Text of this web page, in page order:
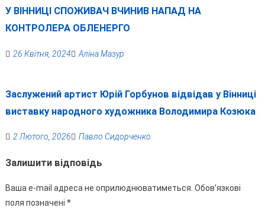
У ВІННИЦІ СПОЖИВАЧ ВЧИНИВ НАПАД НА
КОНТРОЛЕРА ОБЛЕНЕРГО
26 Квітня, 2024 Аліна Мазур
Заслужений артист Юрій Горбунов відвідав у Вінниці
виставку народного художника Володимира Козюка
2 Лютого, 2026 Павло Сидорченко
Залишити відповідь
Ваша e-mail адреса не оприлюднюватиметься. Обов’язкові
поля позначені *